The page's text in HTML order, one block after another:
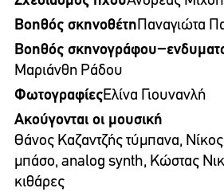
Βοηθός σκηνοθέτηΠαναγιώτα
Βοηθός
Μαριάνθη Ράδου
ΦωτογραφίεςΕλίνα Γιουνανλή
Ακούγονται οι μουσική
Θάνος Καζαντζής τύμπανα,
μπάσο, analog synth, Κώστας
κιθάρες